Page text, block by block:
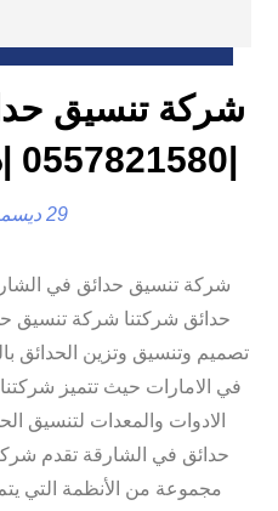
شركة تنسيق
29 ديسمبر، 2024
تصميم وتنسيق وتزين الحدائق
في الامارات حيث تتميز
الادوات والمعدات لتنسيق
حدائق في الشارقة تقدم
مجموعة من الأنظمة التي